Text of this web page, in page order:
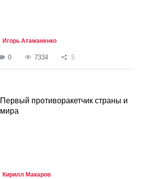
Игорь Атаманенко
0 7334 5
Первый противоракетчик страны и
мира
Кирилл Макаров